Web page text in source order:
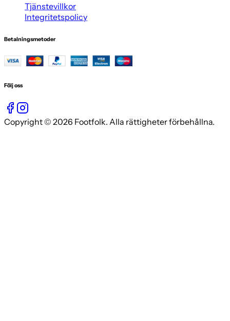
Tjänstevillkor
Integritetspolicy
Betalningsmetoder
Följ oss
Copyright © 2026 Footfolk. Alla rättigheter förbehållna.